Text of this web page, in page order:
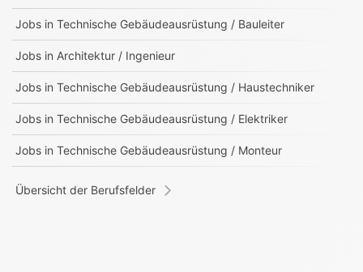
Jobs in Technische Gebäudeausrüstung / Bauleiter
Jobs in Architektur / Ingenieur
Jobs in Technische Gebäudeausrüstung / Haustechniker
Jobs in Technische Gebäudeausrüstung / Elektriker
Jobs in Technische Gebäudeausrüstung / Monteur
Übersicht der Berufsfelder